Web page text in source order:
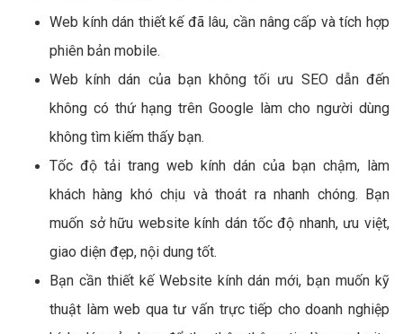
Web kính dán thiết kế đã lâu, cần nâng cấp và tích hợp
phiên bản mobile.
Web kính dán của bạn không tối ưu SEO dẫn đến
không có thứ hạng trên Google làm cho người dùng
không tìm kiếm thấy bạn.
Tốc độ tải trang web kính dán của bạn chậm, làm
khách hàng khó chịu và thoát ra nhanh chóng. Bạn
muốn sở hữu website kính dán tốc độ nhanh, ưu việt,
giao diện đẹp, nội dung tốt.
Bạn cần thiết kế Website kính dán mới, bạn muốn kỹ
thuật làm web qua tư vấn trực tiếp cho doanh nghiệp